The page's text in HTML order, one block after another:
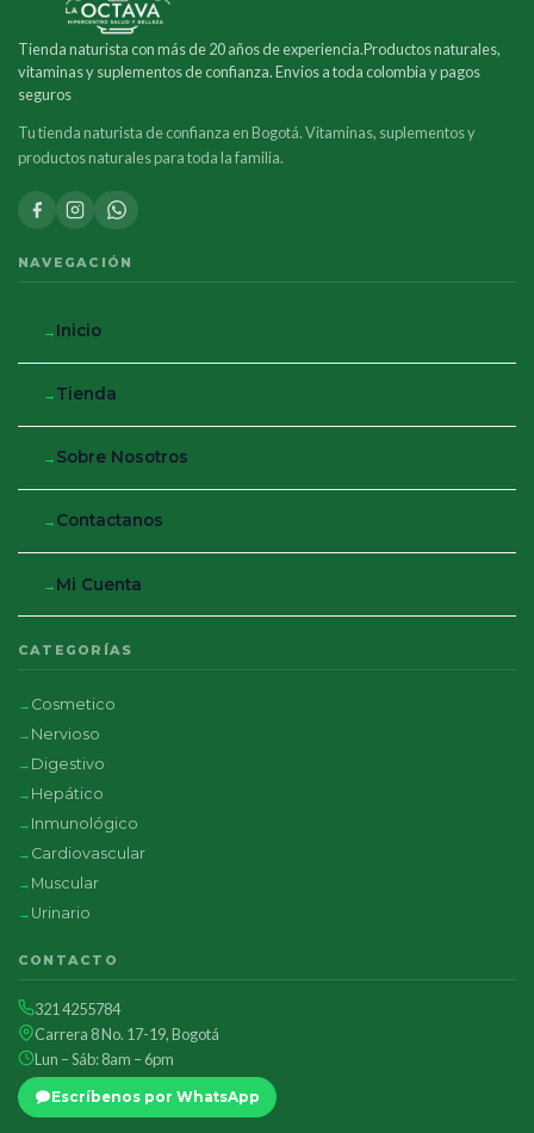
Tienda naturista con más de 20 años de experiencia.Productos naturales,
vitaminas y suplementos de confianza. Envios a toda colombia y pagos
seguros
Tu tienda naturista de confianza en Bogotá. Vitaminas, suplementos y
productos naturales para toda la familia.
NAVEGACIÓN
Inicio
Tienda
Sobre Nosotros
Contactanos
Mi Cuenta
CATEGORÍAS
Cosmetico
Nervioso
Digestivo
Hepático
Inmunológico
Cardiovascular
Muscular
Urinario
CONTACTO
321 4255784
Carrera 8 No. 17-19, Bogotá
Lun – Sáb: 8am – 6pm
Escríbenos por WhatsApp